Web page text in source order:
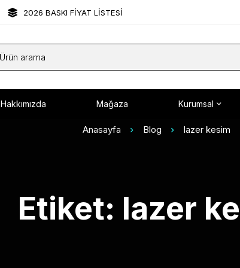
2026 BASKI FİYAT LİSTESİ
Hakkımızda Mağaza Kurumsal
Anasayfa Blog lazer kesim
Etiket: lazer